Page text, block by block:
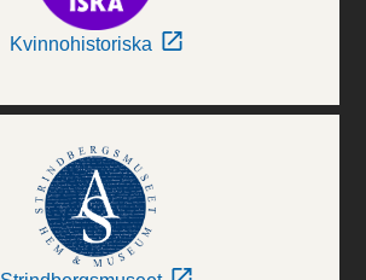
Kvinnohistoriska